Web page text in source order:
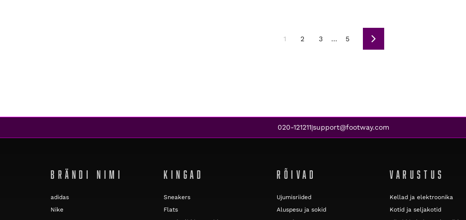
1 2 3 … 5 Järgmine
020-121211|support@footway.com
BRÄNDI NIMI
adidas
Nike
KINGAD
Sneakers
Flats
RÕIVAD
Ujumisriided
Aluspesu ja sokid
VARUSTUS
Kellad ja elektroonika
Kotid ja seljakotid